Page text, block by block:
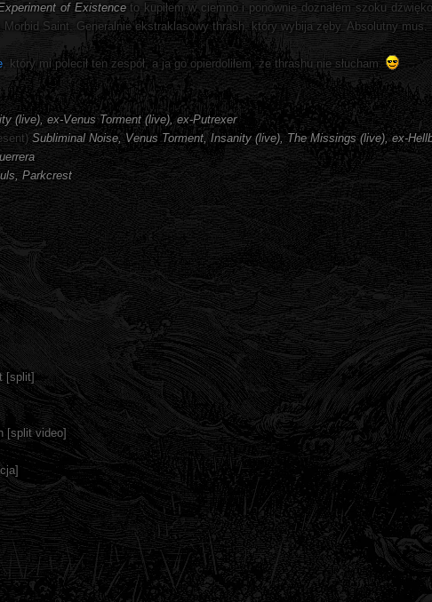
of Existenceto kupiłem w ciemno i ponownie doznałem szoku
Saint. Generalnie ekstraklasowy thrash, który wybija zęby. Absolutny mus.
, który mi polecił ten zespół, a ja go opierdoliłem, że thrashu nie słucham.
(live), ex-Venus Torment (live), ex-Putrexer
Subliminal Noise, Venus Torment, Insanity (live), The Missings (live), ex-
Parkcrest
[split]
[split video]